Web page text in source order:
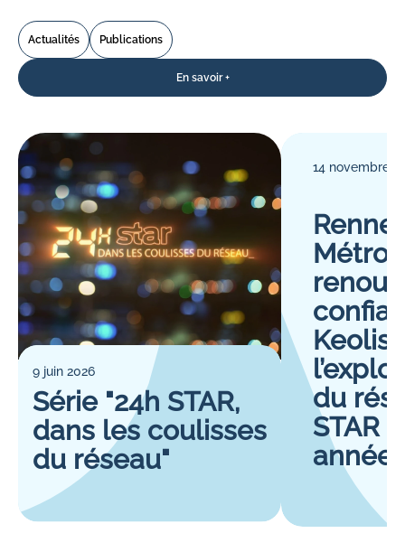
Actualités Publications
En savoir +
9 juin 2026
Série "24h STAR,
dans les coulisses
du réseau"
14 novembre
Keolis
du
STAR